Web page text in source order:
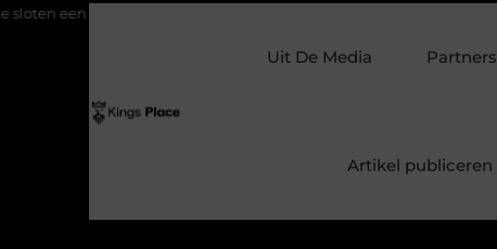
eerste stap is
Uit De Media Partners
Artikel publiceren